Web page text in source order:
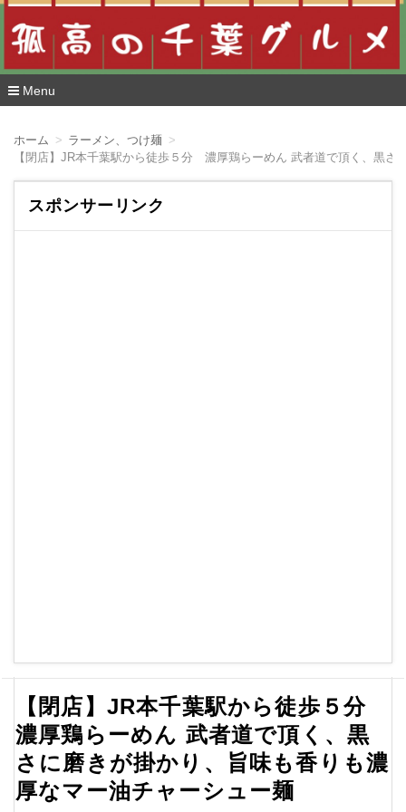
Menu
ホーム
ラーメン、つけ麺
【閉店】JR本千葉駅から徒歩５分 濃厚鶏らーめん 武者道で頂く、黒さ
スポンサーリンク
【閉店】JR本千葉駅から徒歩５分
濃厚鶏らーめん 武者道で頂く、黒
さに磨きが掛かり、旨味も香りも濃
厚なマー油チャーシュー麺